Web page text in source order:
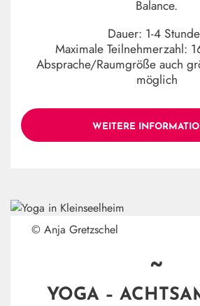
Balance.
Dauer: 1-4
Maximale Teilnehmerzahl:
Absprache/Raumgröße auch
möglich
WEITERE
© Anja Gretzschel
~
YOGA –